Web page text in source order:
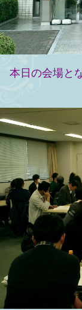
本日の会場と